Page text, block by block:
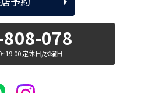
078
定休日/水曜日